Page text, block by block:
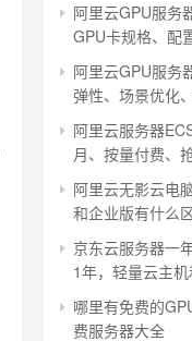
阿里云GPU服务
GPU卡规格、配
阿里云GPU服务
弹性、场景优化
阿里云服务器
月、按量付费、
阿里云无影云电
和企业版有什么
京东云服务器一
1年，轻量云主
哪里有免费的
费服务器大全